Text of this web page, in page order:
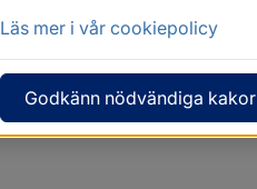
Läs mer i vår cookiepolicy
Godkänn nödvändiga kakor